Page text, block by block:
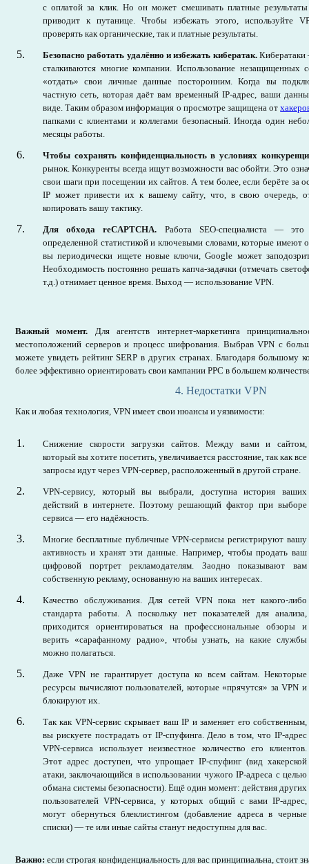
с оплатой за клик. Но он может смешивать платные
приводит к путанице. Чтобы избежать этого, используйте
проверять как органические, так и платные результаты.
Безопасно работать удалённо и избежать кибератак. Кибератаки
сталкиваются многие компании. Использование незащищенных
«отдать» свои личные данные посторонним. Когда вы
частную сеть, которая даёт вам временный IP-адрес, ваши
виде. Таким образом информация о просмотре защищена от
папками с клиентами и коллегами безопасный. Иногда один
месяцы работы.
Чтобы сохранять конфиденциальность в условиях
рынок. Конкуренты всегда ищут возможности вас обойти. Это
свои шаги при посещении их сайтов. А тем более, если берёте за
IP может привести их к вашему сайту, что, в свою очередь,
копировать вашу тактику.
Для обхода reCAPTCHA. Работа SEO-специалиста — это
определенной статистикой и ключевыми словами, которые имеют
вы периодически ищете новые ключи, Google может
Необходимость постоянно решать капча-задачки (отмечать
т.д.) отнимает ценное время. Выход — использование VPN.
Важный момент. Для агентств интернет-маркетинга
местоположений серверов и процесс шифрования. Выбрав VPN с
можете увидеть рейтинг SERP в других странах. Благодаря большому
более эффективно ориентировать свои кампании PPC в большем
4. Недостатки VPN
Как и любая технология, VPN имеет свои нюансы и уязвимости:
Снижение скорости загрузки сайтов. Между вами и сайтом,
который вы хотите посетить, увеличивается расстояние, так как все
запросы идут через VPN-сервер, расположенный в другой стране.
VPN-сервису, который вы выбрали, доступна история ваших
действий в интернете. Поэтому решающий фактор при выборе
сервиса — его надёжность.
Многие бесплатные публичные VPN-сервисы регистрируют вашу
активность и хранят эти данные. Например, чтобы продать ваш
цифровой портрет рекламодателям. Заодно показывают вам
собственную рекламу, основанную на ваших интересах.
Качество обслуживания. Для сетей VPN пока нет какого-либо
стандарта работы. А поскольку нет показателей для анализа,
приходится ориентироваться на профессиональные обзоры и
верить «сарафанному радио», чтобы узнать, на какие службы
можно полагаться.
Даже VPN не гарантирует доступа ко всем сайтам. Некоторые
ресурсы вычисляют пользователей, которые «прячутся» за VPN и
блокируют их.
Так как VPN-сервис скрывает ваш IP и заменяет его собственным,
вы рискуете пострадать от IP-спуфинга. Дело в том, что IP-адрес
VPN-сервиса использует неизвестное количество его клиентов.
Этот адрес доступен, что упрощает IP-спуфинг (вид хакерской
атаки, заключающийся в использовании чужого IP-адреса с целью
обмана системы безопасности). Ещё один момент: действия других
пользователей VPN-сервиса, у которых общий с вами IP-адрес,
могут обернуться блеклистингом (добавление адреса в черные
списки) — те или иные сайты станут недоступны для вас.
Важно: если строгая конфиденциальность для вас принципиальна, стоит